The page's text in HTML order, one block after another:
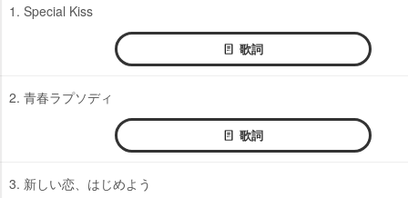
1. Special Kiss
歌詞
2. 青春ラプソディ
歌詞
3. 新しい恋、はじめよう